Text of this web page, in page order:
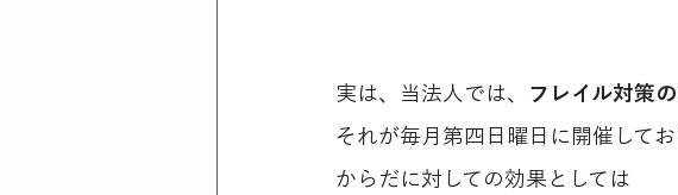
実は、当法人では、 フレイル対策
それが毎月第四日曜日に開催して
からだに対しての効果としては